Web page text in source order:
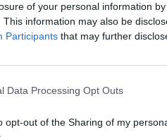
of your personal information
This information may also be
Participants that may further
Data Processing Opt Outs
opt-out of the Sharing of my
της παγκόσμιας
δράση! Παιχνίδι και
ήρωα τον παιδιών,